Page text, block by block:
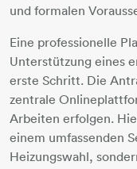
und formalen
Eine professionelle
Unterstützung eines
erste Schritt. Die
zentrale
Arbeiten erfolgen.
einem umfassenden
Heizungswahl,